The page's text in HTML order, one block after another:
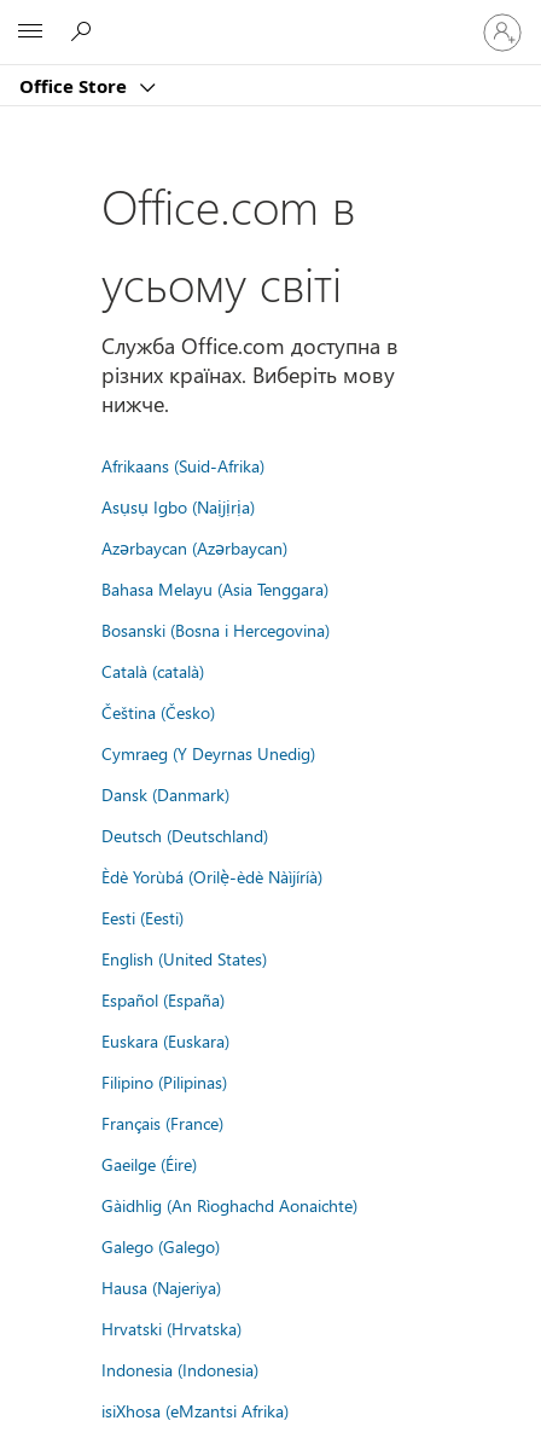
Office Store
свій
запис
Office.com в
усьому світі
Служба Office.com доступна в
різних країнах. Виберіть мову
нижче.
Afrikaans (Suid-Afrika)
Asụsụ Igbo (Naịjịrịa)
Azərbaycan (Azərbaycan)
Bahasa Melayu (Asia Tenggara)
Bosanski (Bosna i Hercegovina)
Català (català)
Čeština (Česko)
Cymraeg (Y Deyrnas Unedig)
Dansk (Danmark)
Deutsch (Deutschland)
Èdè Yorùbá (Orilẹ̀-èdè Nàìjíríà)
Eesti (Eesti)
English (United States)
Español (España)
Euskara (Euskara)
Filipino (Pilipinas)
Français (France)
Gaeilge (Éire)
Gàidhlig (An Rìoghachd Aonaichte)
Galego (Galego)
Hausa (Najeriya)
Hrvatski (Hrvatska)
Indonesia (Indonesia)
isiXhosa (eMzantsi Afrika)